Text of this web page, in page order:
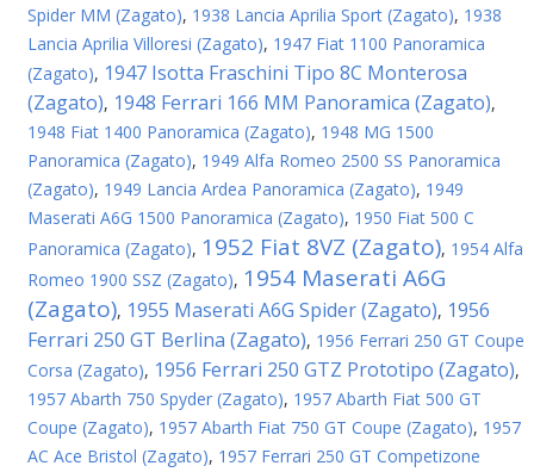
Spider MM (Zagato), 1938 Lancia Aprilia Sport (Zagato), 1938
Lancia Aprilia Villoresi (Zagato), 1947 Fiat 1100 Panoramica
(Zagato), 1947 Isotta Fraschini Tipo 8C Monterosa
(Zagato), 1948 Ferrari 166 MM Panoramica (Zagato),
1948 Fiat 1400 Panoramica (Zagato), 1948 MG 1500
Panoramica (Zagato), 1949 Alfa Romeo 2500 SS Panoramica
(Zagato), 1949 Lancia Ardea Panoramica (Zagato), 1949
Maserati A6G 1500 Panoramica (Zagato), 1950 Fiat 500 C
Panoramica (Zagato), 1952 Fiat 8VZ (Zagato), 1954 Alfa
Romeo 1900 SSZ (Zagato), 1954 Maserati A6G
(Zagato), 1955 Maserati A6G Spider (Zagato), 1956
Ferrari 250 GT Berlina (Zagato), 1956 Ferrari 250 GT Coupe
Corsa (Zagato), 1956 Ferrari 250 GTZ Prototipo (Zagato),
1957 Abarth 750 Spyder (Zagato), 1957 Abarth Fiat 500 GT
Coupe (Zagato), 1957 Abarth Fiat 750 GT Coupe (Zagato), 1957
AC Ace Bristol (Zagato), 1957 Ferrari 250 GT Competizone